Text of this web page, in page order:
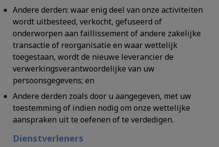
Andere derden: waar enig deel van onze activiteiten
wordt uitbesteed, verkocht, gefuseerd of
onderworpen aan faillissement of andere zakelijke
transactie of reorganisatie en waar wettelijk
toegestaan, wordt de nieuwe leverancier de
verwerkingsverantwoordelijke van uw
persoonsgegevens; en
Andere derden zoals door u aangegeven, met uw
toestemming of indien nodig om onze wettelijke
aanspraken uit te oefenen of te verdedigen.
Dienstverleners